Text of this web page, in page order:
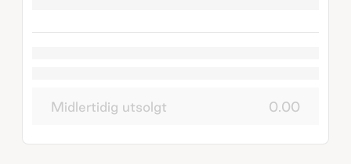
Midlertidig utsolgt 0.00